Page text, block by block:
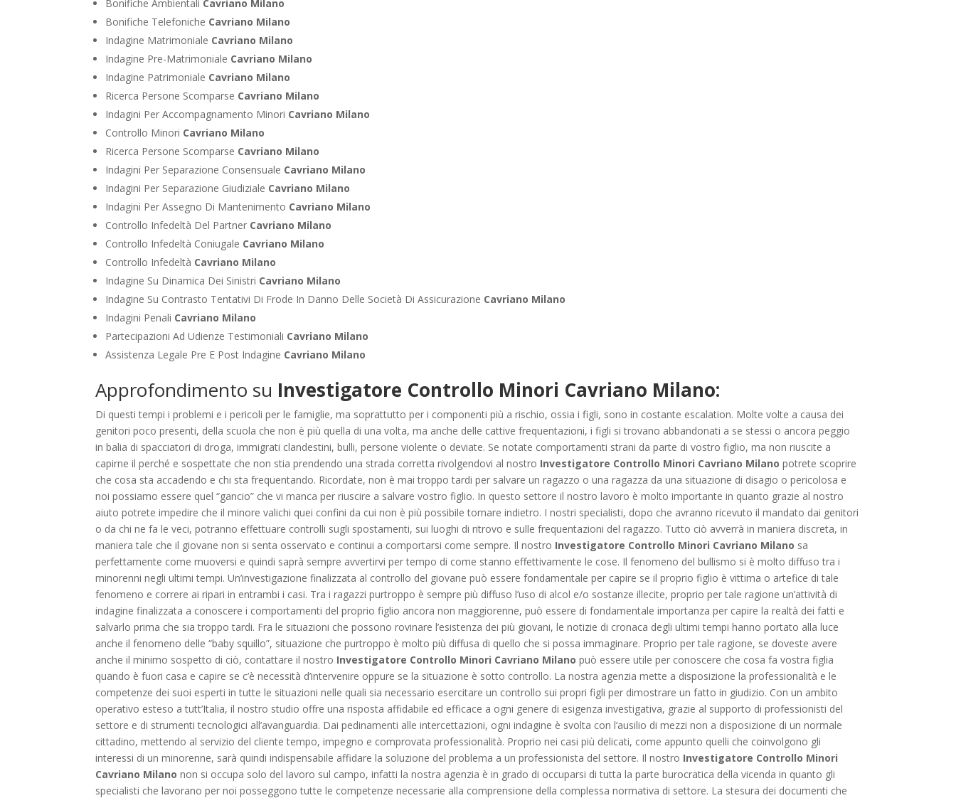
Bonifiche Ambientali Cavriano Milano
Bonifiche Telefoniche Cavriano Milano
Indagine Matrimoniale Cavriano Milano
Indagine Pre-Matrimoniale Cavriano Milano
Indagine Patrimoniale Cavriano Milano
Ricerca Persone Scomparse Cavriano Milano
Indagini Per Accompagnamento Minori Cavriano Milano
Controllo Minori Cavriano Milano
Ricerca Persone Scomparse Cavriano Milano
Indagini Per Separazione Consensuale Cavriano Milano
Indagini Per Separazione Giudiziale Cavriano Milano
Indagini Per Assegno Di Mantenimento Cavriano Milano
Controllo Infedeltà Del Partner Cavriano Milano
Controllo Infedeltà Coniugale Cavriano Milano
Controllo Infedeltà Cavriano Milano
Indagine Su Dinamica Dei Sinistri Cavriano Milano
Indagine Su Contrasto Tentativi Di Frode In Danno Delle Società Di Assicurazione Cavriano Milano
Indagini Penali Cavriano Milano
Partecipazioni Ad Udienze Testimoniali Cavriano Milano
Assistenza Legale Pre E Post Indagine Cavriano Milano
Approfondimento su Investigatore Controllo Minori Cavriano Milano:
Di questi tempi i problemi e i pericoli per le famiglie, ma soprattutto per i componenti più a rischio, ossia i figli, sono in costante escalation. Molte volte a causa dei
genitori poco presenti, della scuola che non è più quella di una volta, ma anche delle cattive frequentazioni, i figli si trovano abbandonati a se stessi o ancora peggio
in balia di spacciatori di droga, immigrati clandestini, bulli, persone violente o deviate. Se notate comportamenti strani da parte di vostro figlio, ma non riuscite a
capirne il perché e sospettate che non stia prendendo una strada corretta rivolgendovi al nostro Investigatore Controllo Minori Cavriano Milano potrete scoprire
che cosa sta accadendo e chi sta frequentando. Ricordate, non è mai troppo tardi per salvare un ragazzo o una ragazza da una situazione di disagio o pericolosa e
noi possiamo essere quel “gancio” che vi manca per riuscire a salvare vostro figlio. In questo settore il nostro lavoro è molto importante in quanto grazie al nostro
aiuto potrete impedire che il minore valichi quei confini da cui non è più possibile tornare indietro. I nostri specialisti, dopo che avranno ricevuto il mandato dai genitori
o da chi ne fa le veci, potranno effettuare controlli sugli spostamenti, sui luoghi di ritrovo e sulle frequentazioni del ragazzo. Tutto ciò avverrà in maniera discreta, in
maniera tale che il giovane non si senta osservato e continui a comportarsi come sempre. Il nostro Investigatore Controllo Minori Cavriano Milano sa
perfettamente come muoversi e quindi saprà sempre avvertirvi per tempo di come stanno effettivamente le cose. Il fenomeno del bullismo si è molto diffuso tra i
minorenni negli ultimi tempi. Un’investigazione finalizzata al controllo del giovane può essere fondamentale per capire se il proprio figlio è vittima o artefice di tale
fenomeno e correre ai ripari in entrambi i casi. Tra i ragazzi purtroppo è sempre più diffuso l’uso di alcol e/o sostanze illecite, proprio per tale ragione un’attività di
indagine finalizzata a conoscere i comportamenti del proprio figlio ancora non maggiorenne, può essere di fondamentale importanza per capire la realtà dei fatti e
salvarlo prima che sia troppo tardi. Fra le situazioni che possono rovinare l’esistenza dei più giovani, le notizie di cronaca degli ultimi tempi hanno portato alla luce
anche il fenomeno delle “baby squillo”, situazione che purtroppo è molto più diffusa di quello che si possa immaginare. Proprio per tale ragione, se doveste avere
anche il minimo sospetto di ciò, contattare il nostro Investigatore Controllo Minori Cavriano Milano può essere utile per conoscere che cosa fa vostra figlia
quando è fuori casa e capire se c’è necessità d’intervenire oppure se la situazione è sotto controllo. La nostra agenzia mette a disposizione la professionalità e le
competenze dei suoi esperti in tutte le situazioni nelle quali sia necessario esercitare un controllo sui propri figli per dimostrare un fatto in giudizio. Con un ambito
operativo esteso a tutt’Italia, il nostro studio offre una risposta affidabile ed efficace a ogni genere di esigenza investigativa, grazie al supporto di professionisti del
settore e di strumenti tecnologici all’avanguardia. Dai pedinamenti alle intercettazioni, ogni indagine è svolta con l’ausilio di mezzi non a disposizione di un normale
cittadino, mettendo al servizio del cliente tempo, impegno e comprovata professionalità. Proprio nei casi più delicati, come appunto quelli che coinvolgono gli
interessi di un minorenne, sarà quindi indispensabile affidare la soluzione del problema a un professionista del settore. Il nostro Investigatore Controllo Minori
Cavriano Milano non si occupa solo del lavoro sul campo, infatti la nostra agenzia è in grado di occuparsi di tutta la parte burocratica della vicenda in quanto gli
specialisti che lavorano per noi posseggono tutte le competenze necessarie alla comprensione della complessa normativa di settore. La stesura dei documenti che